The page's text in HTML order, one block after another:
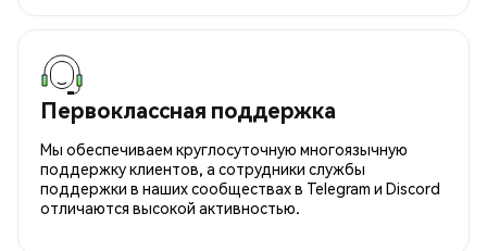
Первоклассная поддержка
Мы обеспечиваем круглосуточную многоязычную
поддержку клиентов, а сотрудники службы
поддержки в наших сообществах в Telegram и Discord
отличаются высокой активностью.